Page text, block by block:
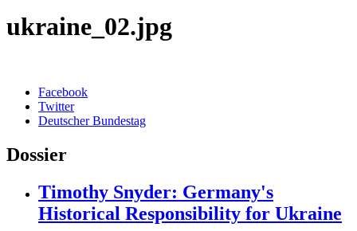
ukraine_02.jpg
Facebook
Twitter
Deutscher Bundestag
Dossier
Timothy Snyder: Germany's
Historical Responsibility for Ukraine